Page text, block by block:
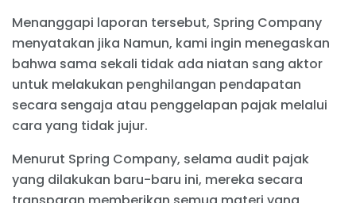
Menanggapi laporan tersebut, Spring Company
menyatakan jika Namun, kami ingin menegaskan
bahwa sama sekali tidak ada niatan sang aktor
untuk melakukan penghilangan pendapatan
secara sengaja atau penggelapan pajak melalui
cara yang tidak jujur.
Menurut Spring Company, selama audit pajak
yang dilakukan baru-baru ini, mereka secara